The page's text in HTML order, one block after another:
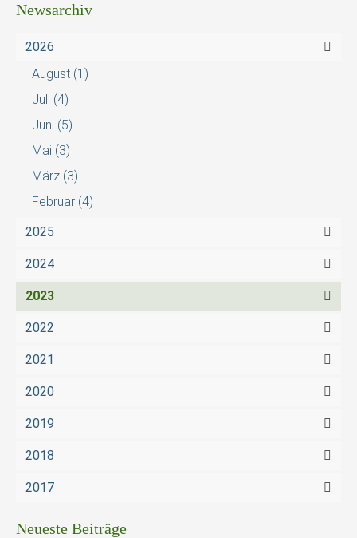
Newsarchiv
2026
August (1)
Juli (4)
Juni (5)
Mai (3)
März (3)
Februar (4)
2025
2024
2023
2022
2021
2020
2019
2018
2017
Neueste Beiträge